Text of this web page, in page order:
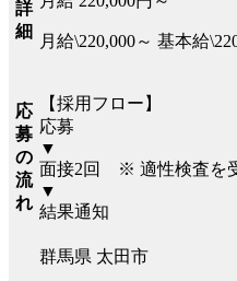
詳
細
月給\220,000～ 基本給
応
募
の
流
れ
【採用フロー】
応募
▼
面接2回 ※ 適性検査を
▼
結果通知
群馬県 太田市